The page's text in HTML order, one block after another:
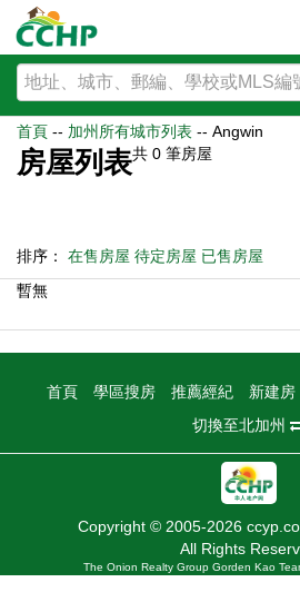
首頁 -- 加州所有城市列表 -- Angwin
房屋列表共 0 筆房屋
排序： 在售房屋 待定房屋 已售房屋
暫無
首頁 學區搜房 推薦經紀 新建房
切換至北加州
Copyright © 2005-2026
All Rights
The Onion Realty Group Gorden Kao